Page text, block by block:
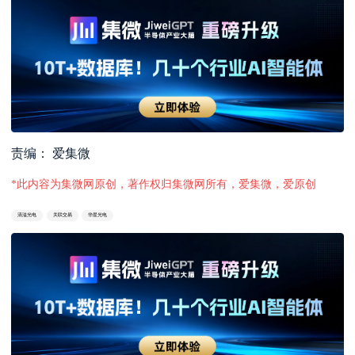
责编： 爱集微
*此内容为集微网原创，著作权归集微网所有，爱集微，爱原创
清溢光电 关联交易 华星光电